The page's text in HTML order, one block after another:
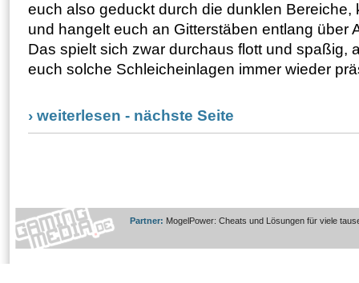
euch also geduckt durch die dunklen Bereiche,
und hangelt euch an Gitterstäben entlang über
Das spielt sich zwar durchaus flott und spaßig,
euch solche Schleicheinlagen immer wieder
› weiterlesen - nächste Seite
Partner: MogelPower: Cheats und Lösungen für viele